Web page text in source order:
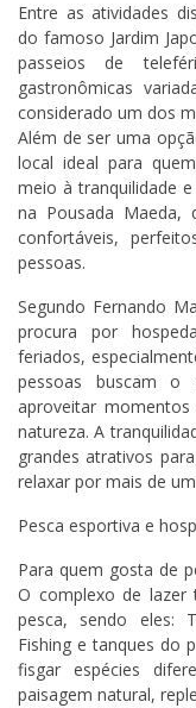
Entre as atividades
do famoso Jardim
passeios de
gastronômicas
considerado um dos
Além de ser uma
local ideal para
meio à tranquilidade
na Pousada Maeda,
confortáveis,
pessoas.
Segundo Fernando
procura por
feriados,
pessoas buscam o
aproveitar
natureza. A
grandes atrativos
relaxar por mais de
Pesca esportiva e
Para quem gosta de
O complexo de lazer
pesca, sendo eles:
Fishing e tanques do
fisgar espécies
paisagem natural,